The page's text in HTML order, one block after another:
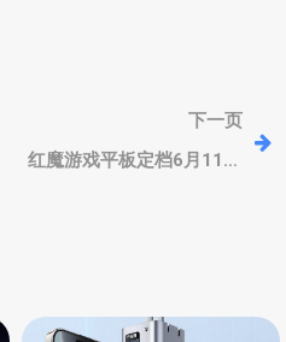
下一页
红魔游戏平板定档6月11日